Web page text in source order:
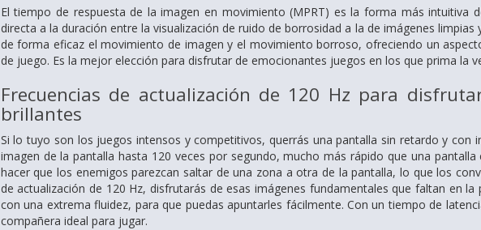
El tiempo de respuesta de la imagen en movimiento (MPRT) es la forma más intuitiva
directa a la duración entre la visualización de ruido de borrosidad a la de imágenes
de forma eficaz el movimiento de imagen y el movimiento borroso, ofreciendo un
de juego. Es la mejor elección para disfrutar de emocionantes juegos en los que prima la
Frecuencias de actualización de 120 Hz para
brillantes
Si lo tuyo son los juegos intensos y competitivos, querrás una pantalla sin retardo y con
imagen de la pantalla hasta 120 veces por segundo, mucho más rápido que una
hacer que los enemigos parezcan saltar de una zona a otra de la pantalla, lo que los
de actualización de 120 Hz, disfrutarás de esas imágenes fundamentales que faltan en
con una extrema fluidez, para que puedas apuntarles fácilmente. Con un tiempo de
compañera ideal para jugar.